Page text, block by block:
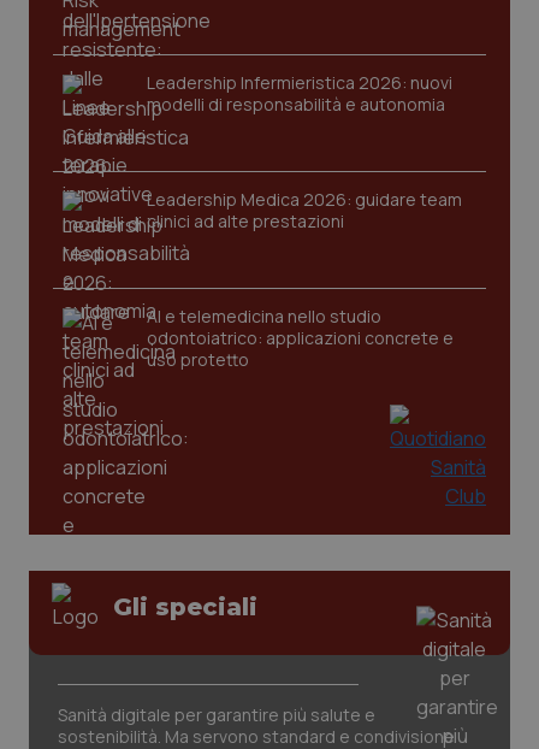
Leadership Infermieristica 2026: nuovi
modelli di responsabilità e autonomia
Leadership Medica 2026: guidare team
clinici ad alte prestazioni
AI e telemedicina nello studio
odontoiatrico: applicazioni concrete e
uso protetto
Gli speciali
Sanità digitale per garantire più salute e
sostenibilità. Ma servono standard e condivisione
tracking-sites-ironfish-
tracking-enable
www.quotidianosanita.it
tracking-sites-ironfish-
session-id
_ga